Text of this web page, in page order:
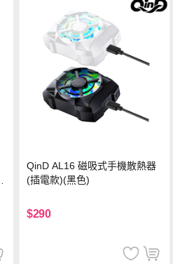
QinD AL16 磁吸式手機散熱器
(插電款)(黑色)
$290